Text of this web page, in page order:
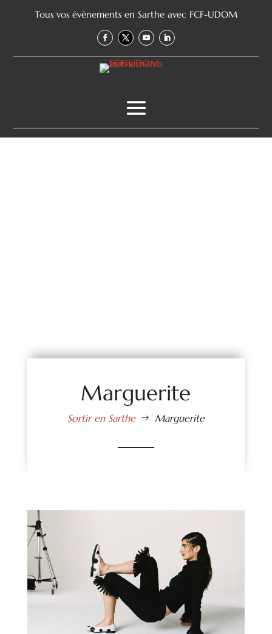
Tous vos évènements en Sarthe avec FCF-UDOM
Marguerite
Sortir en Sarthe $ Marguerite